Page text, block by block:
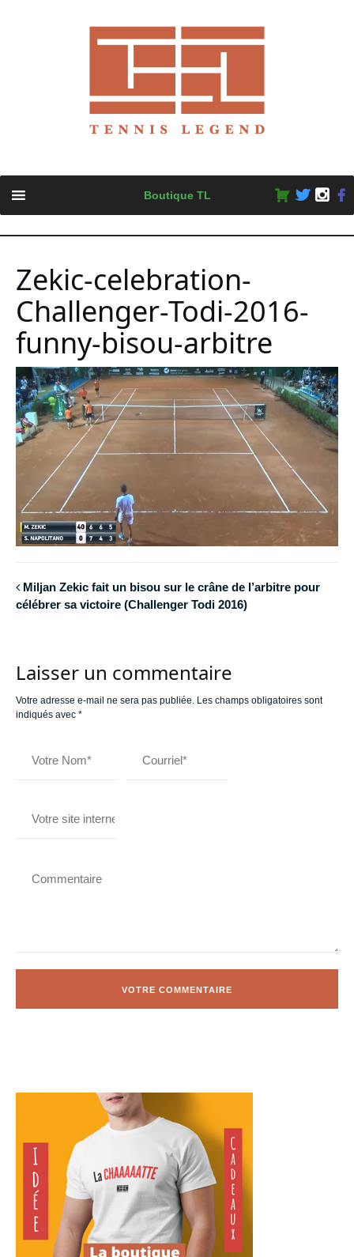
content
Boutique TL
Zekic-celebration-
Challenger-Todi-2016-
funny-bisou-arbitre
Miljan Zekic fait un bisou sur le crâne de l’arbitre pour
célébrer sa victoire (Challenger Todi 2016)
Laisser un commentaire
Votre adresse e-mail ne sera pas publiée. Les champs obligatoires sont
indiqués avec *